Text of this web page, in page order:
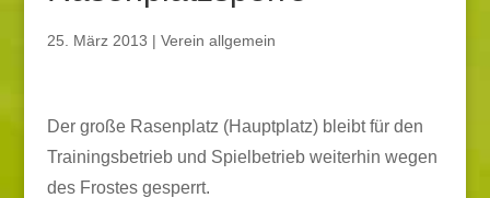
25. März 2013 | Verein allgemein
Der große Rasenplatz (Hauptplatz) bleibt für den
Trainingsbetrieb und Spielbetrieb weiterhin wegen
des Frostes gesperrt.